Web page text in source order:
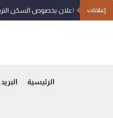
إلى
إعلانات اعلان بخصوص السكن
الرئيسية